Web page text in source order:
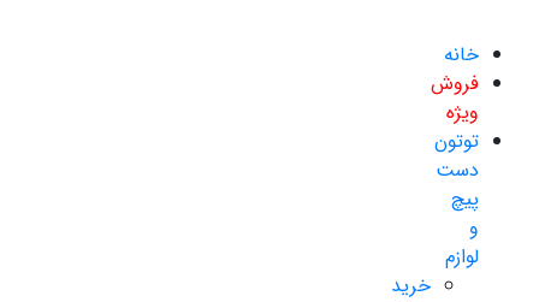
خانه
فروش
ویژه
توتون
دست
پیچ
و
لوازم
خرید